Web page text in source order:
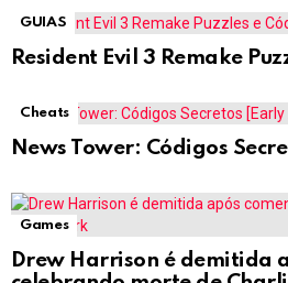
GUIAS
Resident Evil 3 Remake
Cheats
News Tower: Códigos
Games
Drew Harrison é demitida